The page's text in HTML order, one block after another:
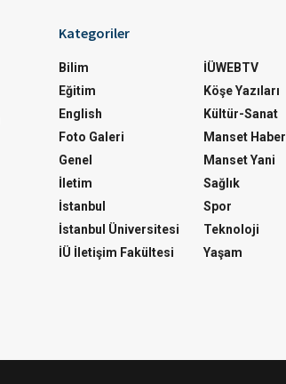
Kategoriler
Bilim
Eğitim
English
Foto Galeri
Genel
İletim
İstanbul
İstanbul Üniversitesi
İÜ İletişim Fakültesi
İÜWEBTV
Köşe Yazıları
Kültür-Sanat
Manset Haber
Manset Yani
Sağlık
Spor
Teknoloji
Yaşam